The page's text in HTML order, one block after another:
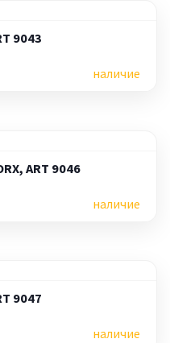
9043
наличие
ART 9046
наличие
9047
наличие